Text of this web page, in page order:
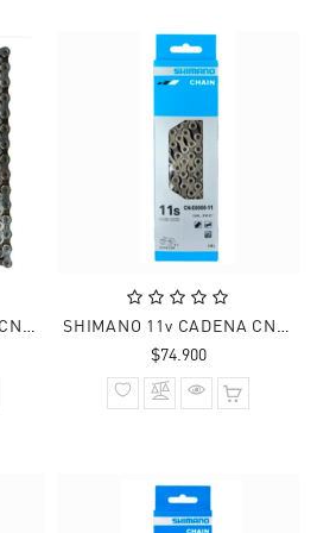
SHIMANO 10v CADENA CN-HG54 DEORE
SHIMANO 11v CADENA CN-E8000 138L
$74.900Precio
normal